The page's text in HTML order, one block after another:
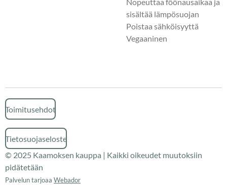
sisältää lämpösuojan
Poistaa sähköisyyttä
Vegaaninen
Toimitusehdot
Tietosuojaseloste
© 2025 Kaamoksen kauppa | Kaikki oikeudet muutoksiin
pidätetään
Palvelun tarjoaa Webador